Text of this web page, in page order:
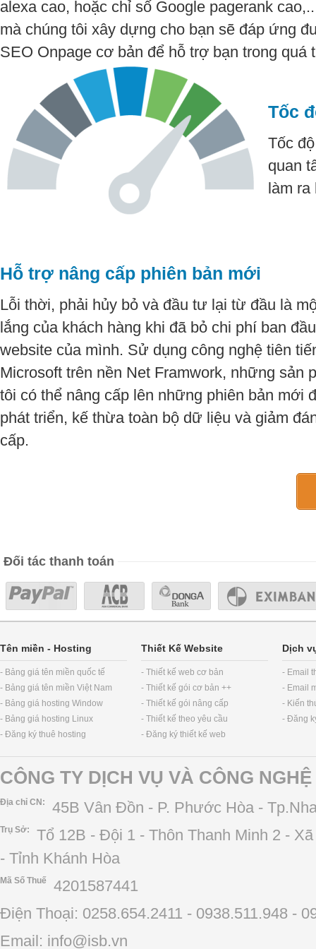
alexa cao, hoặc chỉ số Google pagerank
mà chúng tôi xây dựng cho bạn sẽ đáp ứng
SEO Onpage cơ bản để hỗ trợ bạn trong quá
Tốc
Tốc
quan
làm ra
Hỗ trợ nâng cấp phiên bản mới
Lỗi thời, phải hủy bỏ và đầu tư lại từ đầu là
lắng của khách hàng khi đã bỏ chi phí ban
website của mình. Sử dụng công nghệ tiên
Microsoft trên nền Net Framwork, những sản
tôi có thể nâng cấp lên những phiên bản mới
phát triển, kế thừa toàn bộ dữ liệu và giảm
cấp.
Đối tác thanh toán
Tên miền - Hosting
- Bảng giá tên miền quốc tế
- Bảng giá tên miền Việt Nam
- Bảng giá hosting Window
- Bảng giá hosting Linux
- Đăng ký thuê hosting
Thiết Kế Website
- Thiết kế web cơ bản
- Thiết kế gói cơ bản ++
- Thiết kế gói nâng cấp
- Thiết kế theo yêu cầu
- Đăng ký thiết kế web
Dịch
- Email
- Email
- Kiến
- Đăng
CÔNG TY DỊCH VỤ VÀ CÔNG
Địa chỉ CN: 45B Vân Đồn - P. Phước Hòa -
Trụ Sở:
Tổ 12B - Đội 1 - Thôn Thanh Minh 2 -
- Tỉnh Khánh Hòa
Mã Số Thuế
4201587441
Điện Thoại: 0258.654.2411 - 0938.511.948 -
Email: info@isb.vn